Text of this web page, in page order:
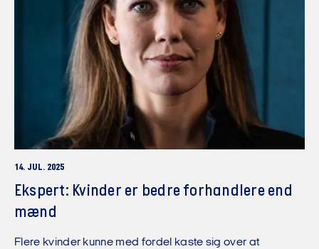
14. JUL. 2025
Ekspert: Kvinder er bedre forhandlere end
mænd
Flere kvinder kunne med fordel kaste sig over at